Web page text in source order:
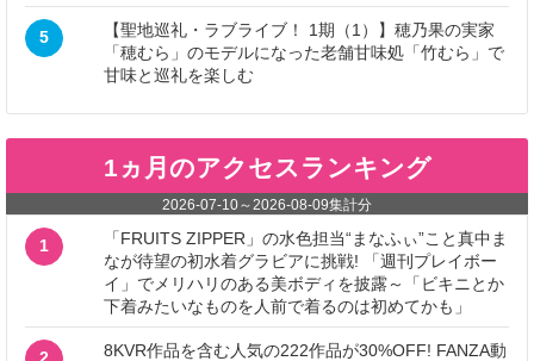
5
【聖地巡礼・ラブライブ！ 1期（1）】穂乃果の実家
「穂むら」のモデルになった老舗甘味処「竹むら」で
甘味と巡礼を楽しむ
1ヵ月のアクセスランキング
2026-07-10～2026-08-09集計分
1
「FRUITS ZIPPER」の水色担当“まなふぃ”こと真中ま
なが待望の初水着グラビアに挑戦! 「週刊プレイボー
イ」でメリハリのある美ボディを披露～「ビキニとか
下着みたいなものを人前で着るのは初めてかも」
8KVR作品を含む人気の222作品が30%OFF! FANZA動